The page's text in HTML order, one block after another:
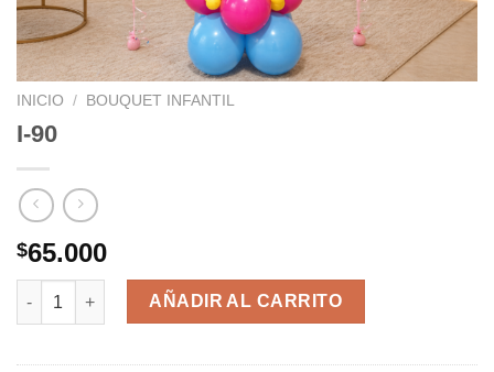
INICIO / BOUQUET INFANTIL
I-90
$65.000
I-90 cantidad
AÑADIR AL CARRITO